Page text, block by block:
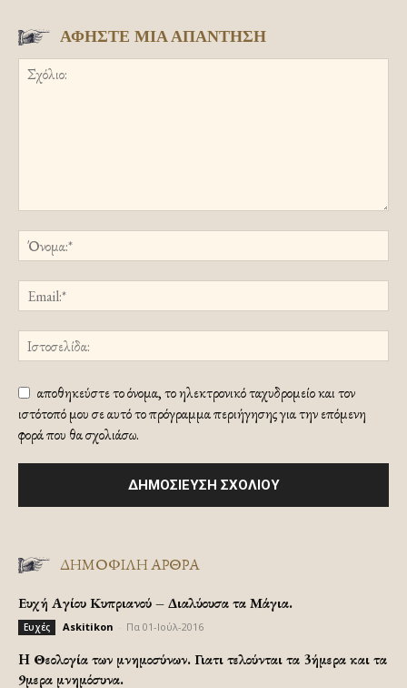
ΑΦΗΣΤΕ ΜΙΑ ΑΠΑΝΤΗΣΗ
αποθηκεύστε το όνομα, το ηλεκτρονικό ταχυδρομείο και τον
ιστότοπό μου σε αυτό το πρόγραμμα περιήγησης για την επόμενη
φορά που θα σχολιάσω.
ΔΗΜΟΦΙΛΗ ΑΡΘΡΑ
Ευχή Αγίου Κυπριανού – Διαλύουσα τα Μάγια.
Ευχές Askitikon Πα 01-Ιούλ-2016
H Θεολογία των μνημοσύνων. Γιατι τελούνται τα 3ήμερα και τα
9μερα μνημόσυνα.